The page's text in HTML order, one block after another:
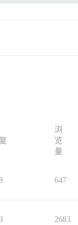
浏
览
量
647
2683